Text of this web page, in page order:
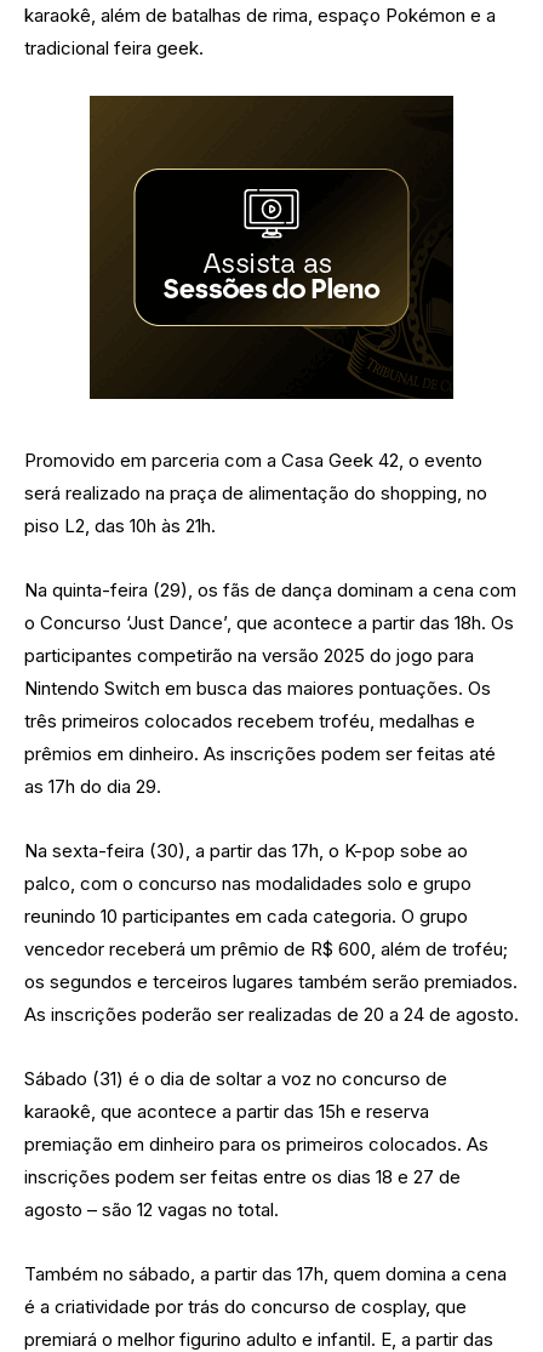
karaokê, além de batalhas de rima, espaço Pokémon e a
tradicional feira geek.
Promovido em parceria com a Casa Geek 42, o evento
será realizado na praça de alimentação do shopping, no
piso L2, das 10h às 21h.
Na quinta-feira (29), os fãs de dança dominam a cena com
o Concurso ‘Just Dance’, que acontece a partir das 18h. Os
participantes competirão na versão 2025 do jogo para
Nintendo Switch em busca das maiores pontuações. Os
três primeiros colocados recebem troféu, medalhas e
prêmios em dinheiro. As inscrições podem ser feitas até
as 17h do dia 29.
Na sexta-feira (30), a partir das 17h, o K-pop sobe ao
palco, com o concurso nas modalidades solo e grupo
reunindo 10 participantes em cada categoria. O grupo
vencedor receberá um prêmio de R$ 600, além de troféu;
os segundos e terceiros lugares também serão premiados.
As inscrições poderão ser realizadas de 20 a 24 de agosto.
Sábado (31) é o dia de soltar a voz no concurso de
karaokê, que acontece a partir das 15h e reserva
premiação em dinheiro para os primeiros colocados. As
inscrições podem ser feitas entre os dias 18 e 27 de
agosto – são 12 vagas no total.
Também no sábado, a partir das 17h, quem domina a cena
é a criatividade por trás do concurso de cosplay, que
premiará o melhor figurino adulto e infantil. E, a partir das